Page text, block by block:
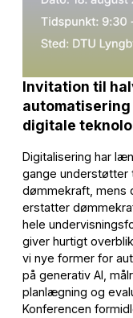
Invitation til
automatisering
digitale
Digitalisering har
gange understøtter
dømmekraft, mens
erstatter
hele
giver hurtigt
vi nye former for
på generativ AI,
planlægning og
Konferencen